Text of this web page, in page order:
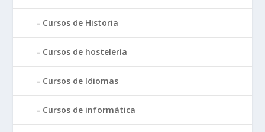
Cursos de Historia
Cursos de hostelería
Cursos de Idiomas
Cursos de informática